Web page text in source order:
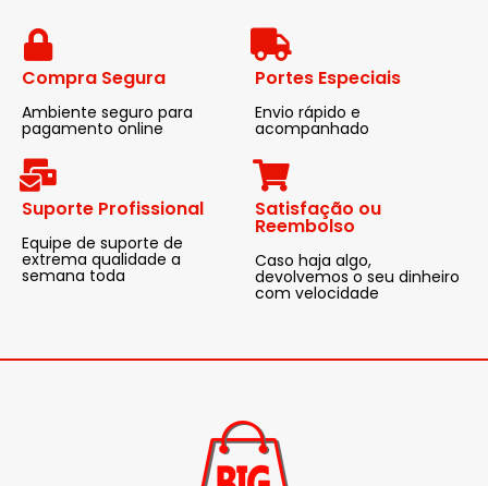
Compra Segura
Ambiente seguro para
pagamento online
Portes Especiais
Envio rápido e
acompanhado
Suporte Profissional
Equipe de suporte de
extrema qualidade a
semana toda
Satisfação ou
Reembolso
Caso haja algo,
devolvemos o seu dinheiro
com velocidade